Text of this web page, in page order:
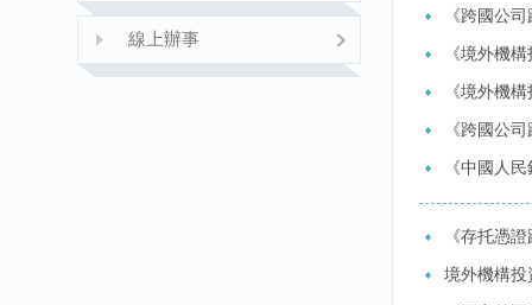
線上辦事
《跨國公
《境外機
《境外機
《跨國公
《中國人
《存托憑
境外機構投